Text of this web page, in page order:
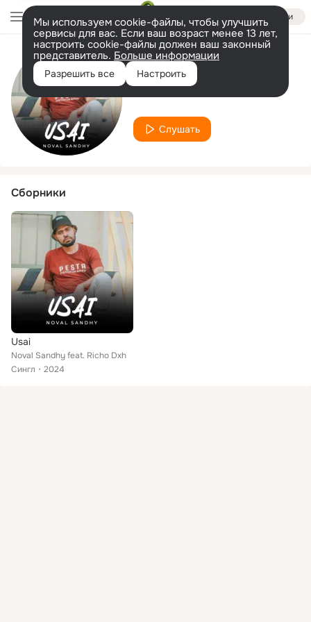
Войти
Мы используем cookie-файлы, чтобы улучшить
сервисы для вас. Если ваш возраст менее 13 лет,
настроить cookie-файлы должен ваш законный
представитель. Больше информации
Разрешить все Настроить
Исполнитель
Richo Dxh
Слушать
Сборники
Usai
Noval Sandhy feat. Richo Dxh
Сингл
2024